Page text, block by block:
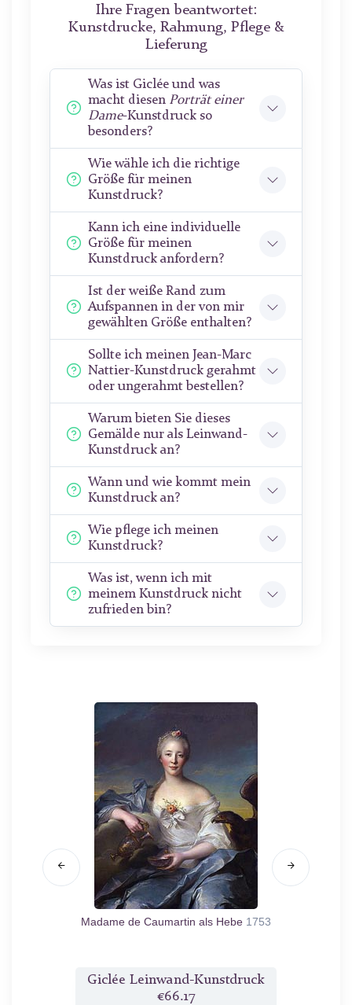
Ihre Fragen beantwortet:
Kunstdrucke, Rahmung, Pflege &
Lieferung
Was ist Giclée und was
macht diesen Porträt einer
Dame-Kunstdruck so
besonders?
Wie wähle ich die richtige
Größe für meinen
Kunstdruck?
Kann ich eine individuelle
Größe für meinen
Kunstdruck anfordern?
Ist der weiße Rand zum
Aufspannen in der von mir
gewählten Größe enthalten?
Sollte ich meinen Jean-Marc
Nattier-Kunstdruck gerahmt
oder ungerahmt bestellen?
Warum bieten Sie dieses
Gemälde nur als Leinwand-
Kunstdruck an?
Wann und wie kommt mein
Kunstdruck an?
Wie pflege ich meinen
Kunstdruck?
Was ist, wenn ich mit
meinem Kunstdruck nicht
zufrieden bin?
Madame de Caumartin als Hebe 1753
Giclée Leinwand-Kunstdruck
€66.17